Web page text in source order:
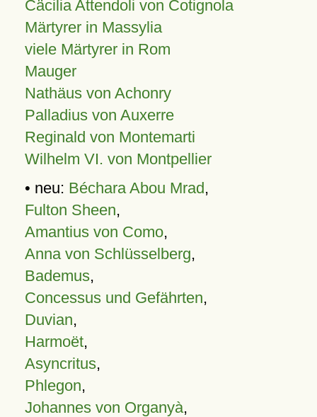
Cäcilia Attendoli von Cotignola
Märtyrer in Massylia
viele Märtyrer in Rom
Mauger
Nathäus von Achonry
Palladius von Auxerre
Reginald von Montemarti
Wilhelm VI. von Montpellier
• neu: Béchara Abou Mrad,
Fulton Sheen,
Amantius von Como,
Anna von Schlüsselberg,
Bademus,
Concessus und Gefährten,
Duvian,
Harmoët,
Asyncritus,
Phlegon,
Johannes von Organyà,